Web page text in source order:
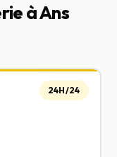
à Ans
24H/24